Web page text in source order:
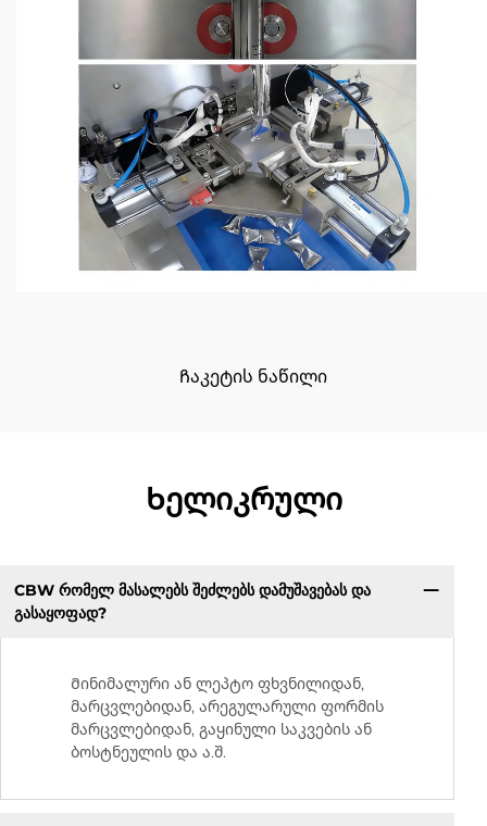
Ჩაკეტის ნაწილი
Ხელიკრული
CBW რომელ მასალებს შეძლებს დამუშავებას და
გასაყოფად?
Მინიმალური ან ლეპტო ფხვნილიდან,
მარცვლებიდან, არეგულარული ფორმის
მარცვლებიდან, გაყინული საკვების ან
ბოსტნეულის და ა.შ.